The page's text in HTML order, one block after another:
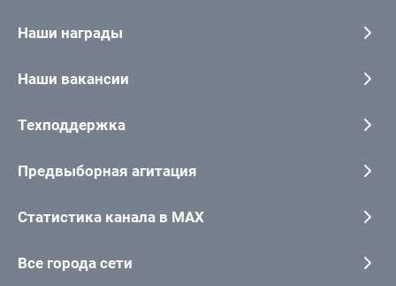
Наши награды
Наши вакансии
Техподдержка
Предвыборная агитация
Статистика канала в MAX
Все города сети